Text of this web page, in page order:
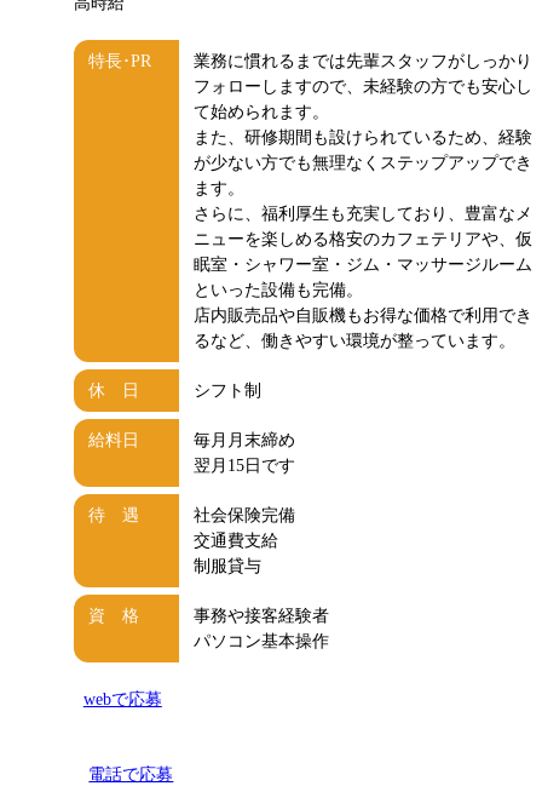
特長･PR
業務に慣れるまでは先輩スタッフがしっかり
フォローしますので、未経験の方でも安心し
て始められます。
また、研修期間も設けられているため、経験
が少ない方でも無理なくステップアップでき
ます。
さらに、福利厚生も充実しており、豊富なメ
ニューを楽しめる格安のカフェテリアや、仮
眠室・シャワー室・ジム・マッサージルーム
といった設備も完備。
店内販売品や自販機もお得な価格で利用でき
るなど、働きやすい環境が整っています。
休 日 シフト制
給料日
毎月月末締め
翌月15日です
待 遇
社会保険完備
交通費支給
制服貸与
資 格
事務や接客経験者
パソコン基本操作
webで応募
電話で応募